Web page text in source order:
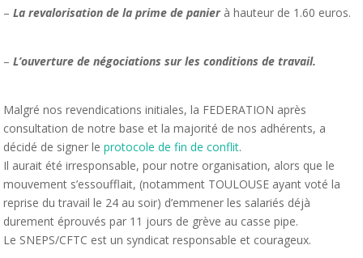
–La revalorisation de la prime de panierà hauteur de 1.60 euros.
–L’ouverture de négociations sur les conditions de travail.
Malgré nos revendications initiales, la FEDERATION après
consultation de notre base et la majorité de nos adhérents, a
décidé de signer leprotocole de fin de conflit.
Il aurait été irresponsable, pour notre organisation, alors que le
mouvement s’essoufflait, (notamment TOULOUSE ayant voté la
reprise du travail le 24 au soir) d’emmener les salariés déjà
durement éprouvés par 11 jours de grève au casse pipe.
Le SNEPS/CFTC est un syndicat responsable et courageux.